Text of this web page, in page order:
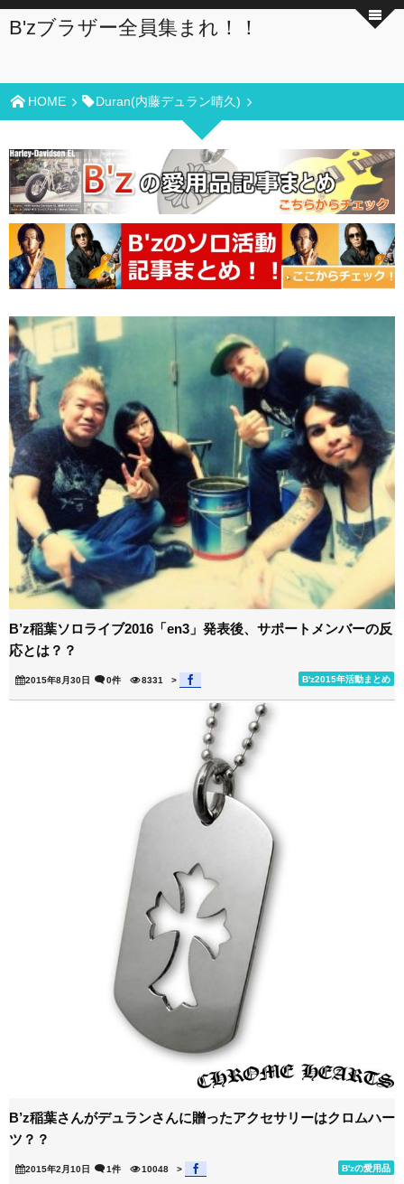
B'zブラザー全員集まれ！！
HOME Duran(内藤デュラン晴久)
B’z稲葉ソロライブ2016「en3」発表後、サポートメンバーの反
応とは？？
2015年8月30日 B'z2015年活動まとめ
0件 8331 >
B’z稲葉さんがデュランさんに贈ったアクセサリーはクロムハー
ツ？？
2015年2月10日 B'zの愛用品
1件 10048 >